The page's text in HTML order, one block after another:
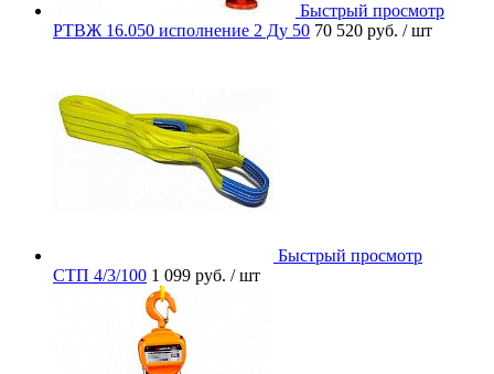
Быстрый просмотр
РТВЖ 16.050 исполнение 2 Ду 50 70 520 руб. / шт
Быстрый просмотр
СТП 4/3/100 1 099 руб. / шт